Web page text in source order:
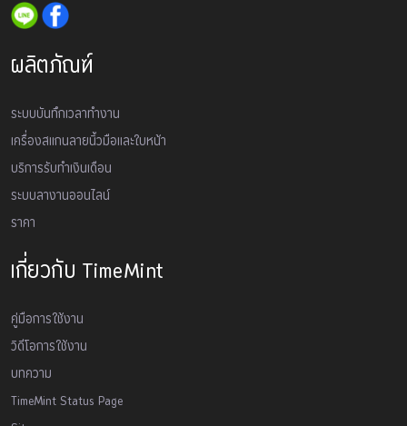
ผลิตภัณฑ์
ระบบบันทึกเวลาทำงาน
เครื่องสเเกนลายนิ้วมือและใบหน้า
บริการรับทำเงินเดือน
ระบบลางานออนไลน์
ราคา
เกี่ยวกับ TimeMint
คู่มือการใช้งาน
วิดีโอการใช้งาน
บทความ
TimeMint Status Page